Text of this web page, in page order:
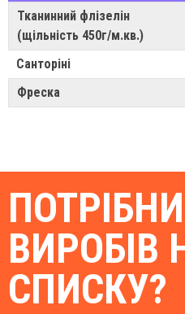
Тканинний флізелін
(щільність 450г/м.кв.)
Санторіні
Фреска
ВИРОБІВ
СПИСКУ?